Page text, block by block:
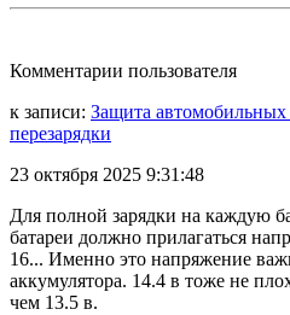
Комментарии пользователя
к записи: Защита автомобильных
перезарядки
23 октября 2025 9:31:48
Для полной зарядки на каждую
батареи должно прилагаться
16... Именно это напряжение
аккумулятора. 14.4 в тоже не
чем 13.5 в.